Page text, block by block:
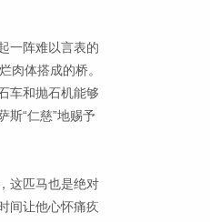
一阵难以言表的
肉体搭成的桥。
车和抛石机能够
斯“仁慈”地赐予
这匹马也是绝对
间让他心怀痛疚